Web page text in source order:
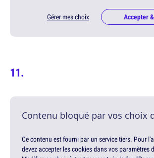
Gérer mes choix Accepter
Contenu bloqué par vos choix
Ce contenu est fourni par un service tiers. Pour
devez accepter les cookies dans vos paramètres